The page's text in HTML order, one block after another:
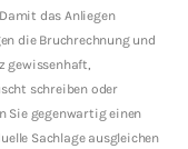
das Anliegen
die Bruchrechnung und
gewissenhaft,
schreiben oder
Sie gegenwartig einen
Sachlage ausgleichen